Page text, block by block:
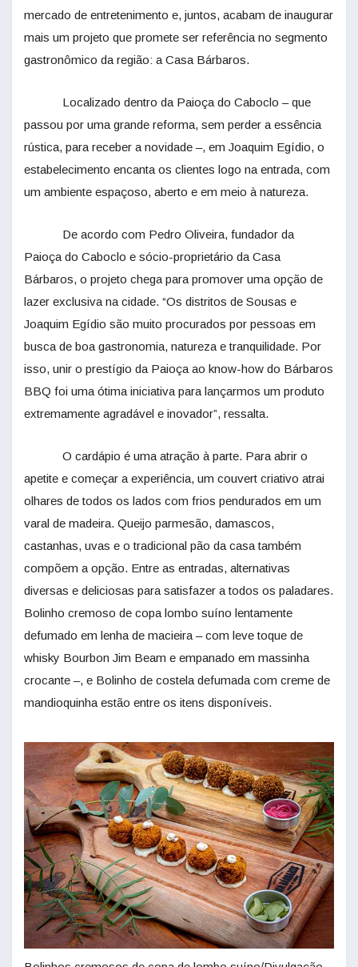
mercado de entretenimento e, juntos, acabam de inaugurar
mais um projeto que promete ser referência no segmento
gastronômico da região: a Casa Bárbaros.
Localizado dentro da Paioça do Caboclo – que
passou por uma grande reforma, sem perder a essência
rústica, para receber a novidade –, em Joaquim Egídio, o
estabelecimento encanta os clientes logo na entrada, com
um ambiente espaçoso, aberto e em meio à natureza.
De acordo com Pedro Oliveira, fundador da
Paioça do Caboclo e sócio-proprietário da Casa
Bárbaros, o projeto chega para promover uma opção de
lazer exclusiva na cidade. “Os distritos de Sousas e
Joaquim Egídio são muito procurados por pessoas em
busca de boa gastronomia, natureza e tranquilidade. Por
isso, unir o prestígio da Paioça ao know-how do Bárbaros
BBQ foi uma ótima iniciativa para lançarmos um produto
extremamente agradável e inovador”, ressalta.
O cardápio é uma atração à parte. Para abrir o
apetite e começar a experiência, um couvert criativo atrai
olhares de todos os lados com frios pendurados em um
varal de madeira. Queijo parmesão, damascos,
castanhas, uvas e o tradicional pão da casa também
compõem a opção. Entre as entradas, alternativas
diversas e deliciosas para satisfazer a todos os paladares.
Bolinho cremoso de copa lombo suíno lentamente
defumado em lenha de macieira – com leve toque de
whisky Bourbon Jim Beam e empanado em massinha
crocante –, e Bolinho de costela defumada com creme de
mandioquinha estão entre os itens disponíveis.